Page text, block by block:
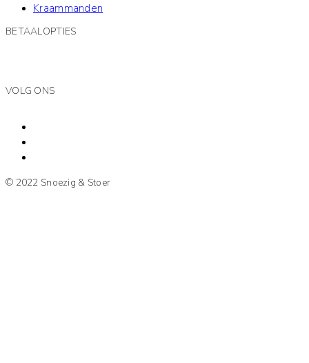
Kraammanden
BETAALOPTIES
VOLG ONS
© 2022 Snoezig & Stoer